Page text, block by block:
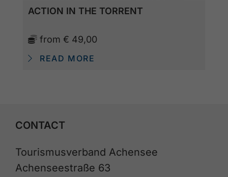
ACTION IN THE TORRENT
from € 49,00
READ MORE
CONTACT
Tourismusverband Achensee
Achenseestraße 63